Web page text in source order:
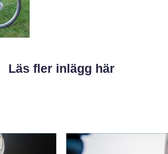
Läs fler inlägg här